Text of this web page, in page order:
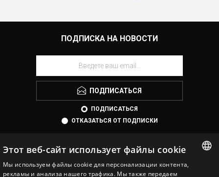
ПОДПИСКА НА НОВОСТИ
ПОДПИСАТЬСЯ
ПОДПИСАТЬСЯ
ОТКАЗАТЬСЯ ОТ ПОДПИСКИ
Этот веб-сайт использует файлы cookie
Мы используем файлы cookie для персонализации контента,
рекламы и анализа нашего трафика. Мы также передаем